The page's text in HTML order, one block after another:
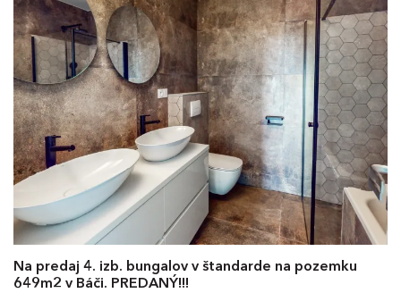
Na predaj 4. izb. bungalov v štandarde na pozemku
649m2 v Báči. PREDANÝ!!!